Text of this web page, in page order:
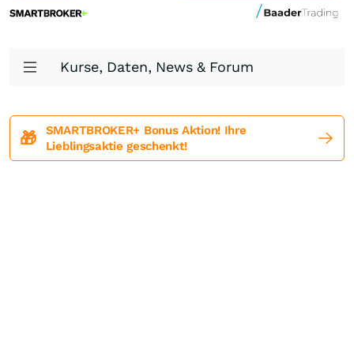
Kurse, Daten, News & Forum
🎁
SMARTBROKER+ Bonus Aktion! Ihre
Lieblingsaktie geschenkt!